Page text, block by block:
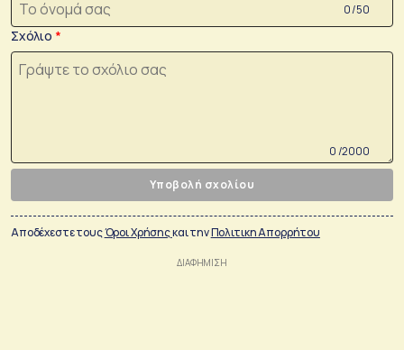
0 /50
Σχόλιο
0 /2000
Υποβολή σχολίου
Αποδέχεστε τουςΌροι Χρήσηςκαι τηνΠολιτικη Απορρήτου